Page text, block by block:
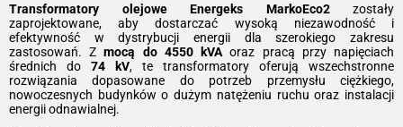
Transformatory olejowe Energeks MarkoEco2zostały
zaprojektowane, aby dostarczać wysoką niezawodność i
efektywność w dystrybucji energii dla szerokiego zakresu
zastosowań. Zmocą do 4550 kVA oraz pracą przy napięciach
średnich do 74 kV, te transformatory oferują wszechstronne
rozwiązania dopasowane do potrzeb przemysłu ciężkiego,
nowoczesnych budynków o dużym natężeniu ruchu oraz instalacji
energii odnawialnej.